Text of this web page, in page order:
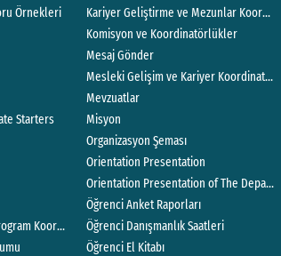
Örnekleri
Starters
Koordinatörlüğü
Kariyer Geliştirme ve Mezunlar
Komisyon ve Koordinatörlükler
Mesaj Gönder
Mesleki Gelişim ve Kariyer
Mevzuatlar
Misyon
Organizasyon Şeması
Orientation Presentation
Orientation Presentation of The
Öğrenci Anket Raporları
Öğrenci Danışmanlık Saatleri
Öğrenci El Kitabı